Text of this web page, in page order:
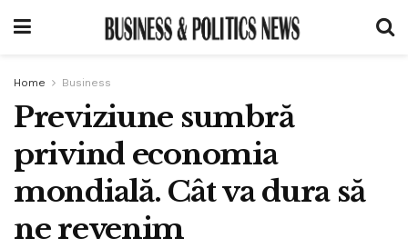
Home Business
Previziune sumbră
privind economia
mondială. Cât va dura să
ne revenim